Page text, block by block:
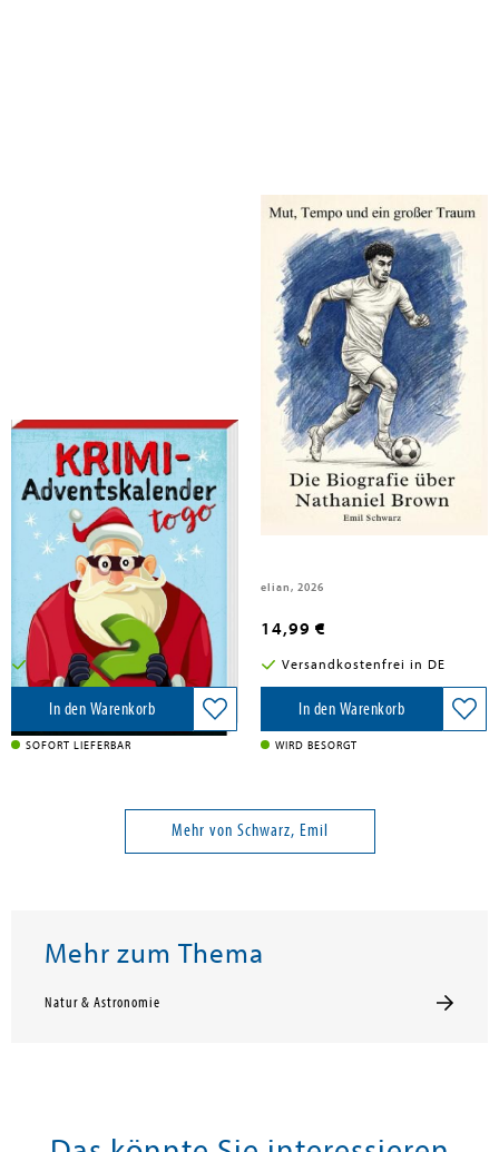
Schwarz, Emil
Krimi-Adventskalender to go 6
Kaufmann Ernst Vlg GmbH, 2026
6,95 €
Versandkostenfrei in DE
In den Warenkorb
SOFORT LIEFERBAR
Schwarz, Emil
Die Biografie über Nathaniel
elian, 2026
14,99 €
Versandkostenfrei in DE
In den Warenkorb
WIRD BESORGT
Mehr von Schwarz, Emil
Mehr zum Thema
Natur & Astronomie